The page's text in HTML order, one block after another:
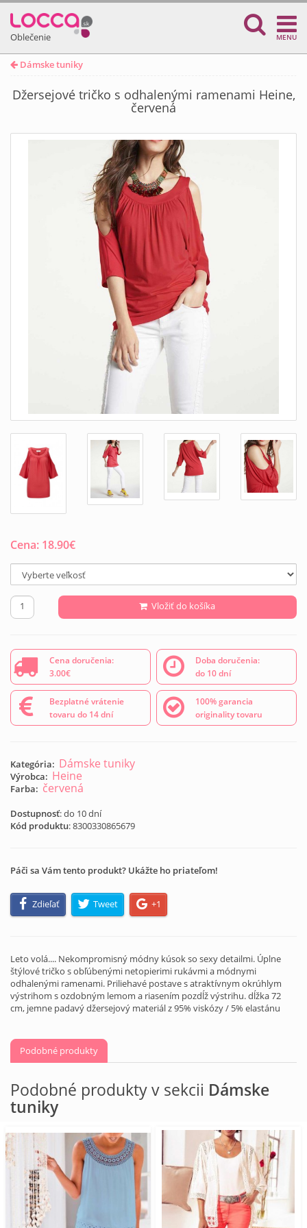
Oblečenie MENU
Dámske tuniky
Džersejové tričko s odhalenými ramenami Heine,
červená
Cena: 18.90€
Vložiť do košíka
Cena doručenia:
3.00€
Doba doručenia:
do 10 dní
Bezplatné vrátenie
tovaru do 14 dní
100% garancia
originality tovaru
Kategória: Dámske tuniky
Výrobca: Heine
Farba: červená
Dostupnosť: do 10 dní
Kód produktu:8300330865679
Páči sa Vám tento produkt? Ukážte ho priateľom!
Zdieľať Tweet +1
Leto volá.... Nekompromisný módny kúsok so sexy detailmi. Úplne
štýlové tričko s obľúbenými netopierimi rukávmi a módnymi
odhalenými ramenami. Priliehavé postave s atraktívnym okrúhlym
výstrihom s ozdobným lemom a riasením pozdĺž výstrihu. dĺžka 72
cm, jemne padavý džersejový materiál z 95% viskózy / 5% elastánu
Podobné produkty
Podobné produkty v sekcii Dámske
tuniky